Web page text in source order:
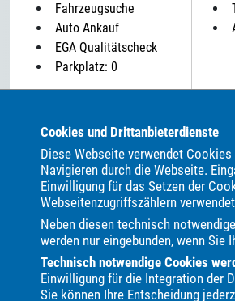
Cookies und Drittanbieterdienste
Diese Webseite verwendet
Navigieren durch die Webseite.
Einwilligung für das Setzen der
Webseitenzugriffszählern
Neben diesen technisch
werden nur eingebunden, wenn Sie
Technisch notwendige Cookies
Einwilligung für die Integration der
Sie können Ihre Entscheidung
Fahrzeugsuche
Auto Ankauf
EGA Qualitätscheck
Parkplatz: 0
Als Autohändler bieten wir Ihnen in
AC ALPINA Abarth Adria
Carthago
Chausson Chevrolet
Fiat
Fleurette Ford Forster
JAC
Jaecoo Jaguar Jeep
Mercedes-Benz
Mitsubishi
Skoda
Smart Sprite